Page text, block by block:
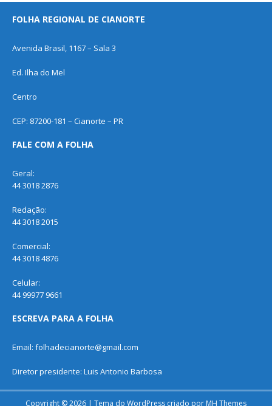
FOLHA REGIONAL DE CIANORTE
Avenida Brasil, 1167 – Sala 3
Ed. Ilha do Mel
Centro
CEP: 87200-181 – Cianorte – PR
FALE COM A FOLHA
Geral:
44 3018 2876
Redação:
44 3018 2015
Comercial:
44 3018 4876
Celular:
44 99977 9661
ESCREVA PARA A FOLHA
Email: folhadecianorte@gmail.com
Diretor presidente: Luis Antonio Barbosa
Copyright © 2026 | Tema do WordPress criado por MH Themes